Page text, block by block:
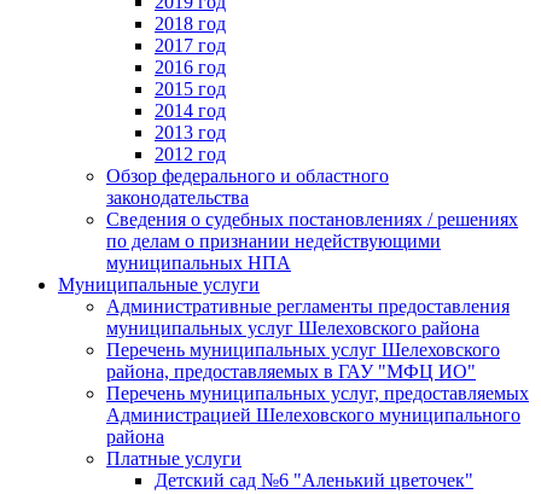
2018 год
2017 год
2016 год
2015 год
2014 год
2013 год
2012 год
Обзор федерального и областного
законодательства
Сведения о судебных постановлениях / решениях
по делам о признании недействующими
муниципальных НПА
Муниципальные услуги
Административные регламенты предоставления
муниципальных услуг Шелеховского района
Перечень муниципальных услуг Шелеховского
района, предоставляемых в ГАУ "МФЦ ИО"
Перечень муниципальных услуг, предоставляемых
Администрацией Шелеховского муниципального
района
Платные услуги
Детский сад №6 "Аленький цветочек"